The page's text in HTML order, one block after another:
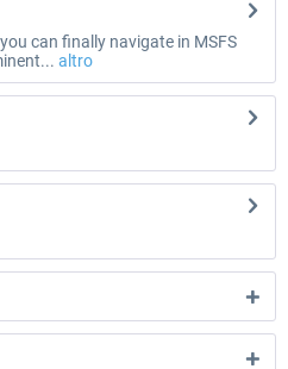
can finally navigate in MSFS
altro